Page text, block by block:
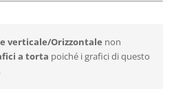
verticale/Orizzontale non
a torta poiché i grafici di questo